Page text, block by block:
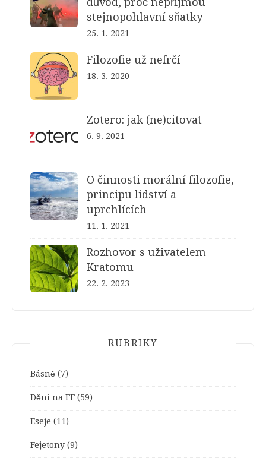
stejnopohlavní sňatky
25. 1. 2021
Filozofie už nefrčí
18. 3. 2020
Zotero: jak (ne)citovat
6. 9. 2021
O činnosti morální filozofie,
principu lidství a
uprchlících
11. 1. 2021
Rozhovor s uživatelem
Kratomu
22. 2. 2023
RUBRIKY
Básně (7)
Dění na FF (59)
Eseje (11)
Fejetony (9)